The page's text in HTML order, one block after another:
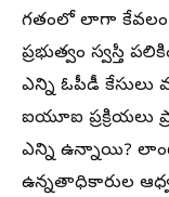
​గతంలో లాగా కేవలం
ప్రభుత్వం స్వస్తి
ఎన్ని ఓపీడీ కేసులు
ఐయూఐ ప్రక్రియలు
ఎన్ని ఉన్నాయి?
ఉన్నతాధికారుల